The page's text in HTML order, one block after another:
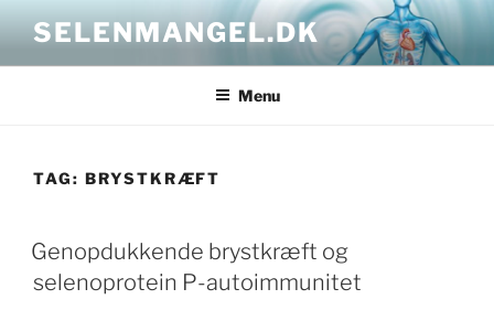
content
SELENMANGEL.DK
Menu
TAG: BRYSTKRÆFT
POSTED
ON
Genopdukkende brystkræft og
selenoprotein P-autoimmunitet